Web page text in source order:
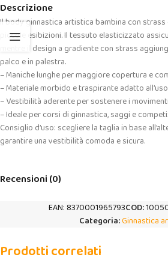
Descrizione
Il body ginnastica artistica bambina con
piccole esibizioni. Il tessuto elasticizzato
mentre il design a gradiente con strass
palco e in palestra.
– Maniche lunghe per maggiore copertura e
– Materiale morbido e traspirante adatto
– Vestibilità aderente per sostenere i
– Ideale per corsi di ginnastica, saggi e
Consiglio d’uso: scegliere la taglia in base
garantire una vestibilità comoda e sicura.
Recensioni (0)
EAN:8370001965793COD:
Categoria:Ginnastica
Prodotti correlati